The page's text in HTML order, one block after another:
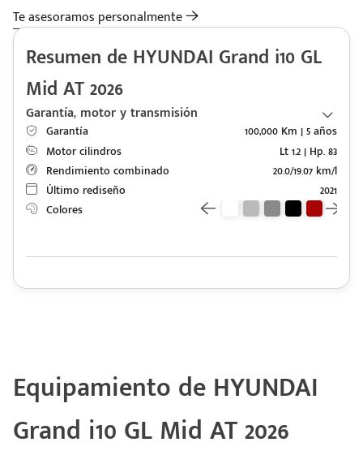
Te asesoramos personalmente
Resumen de HYUNDAI Grand i10 GL
Mid AT 2026
Garantía, motor y transmisión
Garantía
100,000 Km | 5 años
Motor cilindros
Lt 1.2 | Hp. 83
Rendimiento combinado
20.0/19.07 km/l
Último rediseño
2021
Colores
Equipamiento de HYUNDAI
Grand i10 GL Mid AT 2026